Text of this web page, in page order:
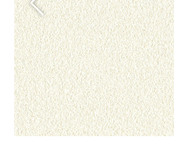
#リリカラのある暮らし
ショールーム トップ
東京ショールーム
大阪ショールーム
福岡ショールーム
横浜ショールーム
広島ショールーム
仙台ショールーム
お客様サポート
お客様サポート トップ
資料ダウンロード
画像ダウンロード
動画一覧
よくあるご質問
非住宅案件に関するお問い合わせ